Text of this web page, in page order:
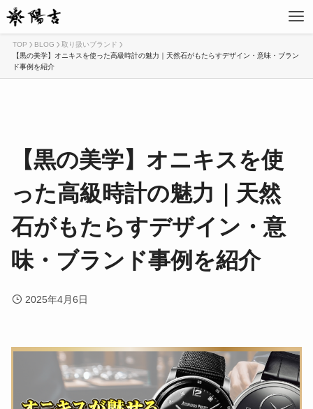
TOP BLOG
取り扱いブランド
【黒の美学】オニキスを使った高級時計の魅力｜天然石がもたらすデザイン・意味・ブラン
ド事例を紹介
【黒の美学】オニキスを使
った高級時計の魅力｜天然
石がもたらすデザイン・意
味・ブランド事例を紹介
2025年4月6日